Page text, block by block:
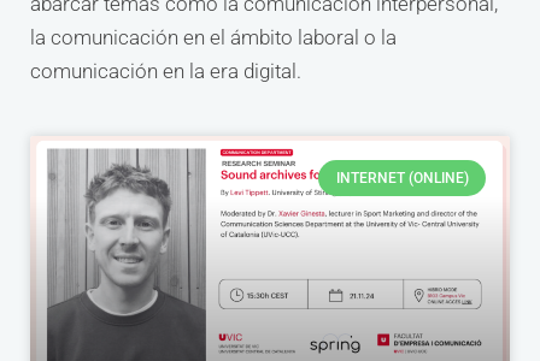
la comunicación en el ámbito laboral o la
comunicación en la era digital.
INTERNET (ONLINE)